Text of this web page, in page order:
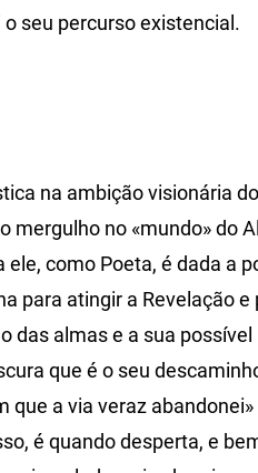
seu percurso existencial.
na ambição visionária
mergulho no «mundo» do
ele, como Poeta, é dada a
para atingir a Revelação
das almas e a sua
que é o seu
que a via veraz abandonei»
é quando desperta, e